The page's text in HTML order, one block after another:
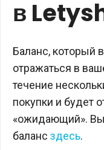
в
Баланс, который
отражаться в
течение
покупки и будет
«ожидающий».
баланс здесь.